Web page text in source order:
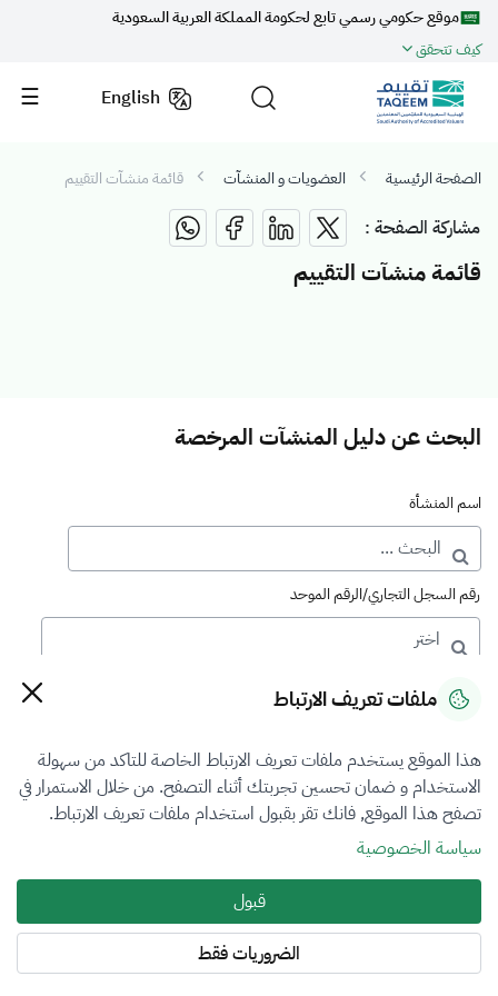
موقع حكومي رسمي تابع لحكومة المملكة العربية السعودية
كيف تتحقق
English
الصفحة الرئيسية العضويات و المنشآت قائمة منشآت التقييم
مشاركة الصفحة :
قائمة منشآت التقييم
البحث عن دليل المنشآت المرخصة
اسم المنشأة
رقم السجل التجاري/الرقم الموحد
رقم الترخيص
التصنيف
VFR3
فرع التقييم
ملفات تعريف الارتباط
هذا الموقع يستخدم ملفات تعريف الارتباط الخاصة للتاكد من سهولة
الاستخدام و ضمان تحسين تجربتك أثناء التصفح. من خلال الاستمرار في
تصفح هذا الموقع, فانك تقر بقبول استخدام ملفات تعريف الارتباط.
سياسة الخصوصية
قبول
الضروريات فقط